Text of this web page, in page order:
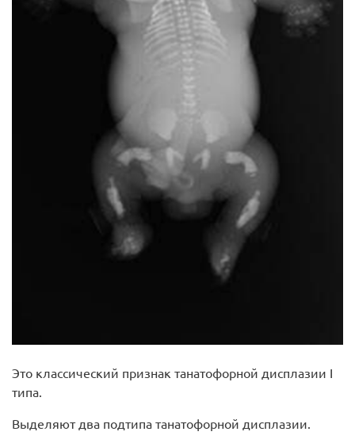
Это классический признак танатофорной дисплазии I
типа.
Выделяют два подтипа танатофорной дисплазии.